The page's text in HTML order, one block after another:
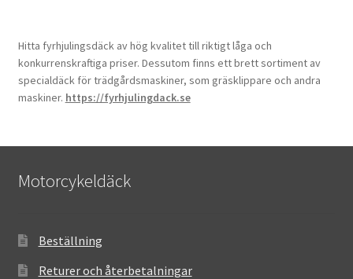
Hitta fyrhjulingsdäck av hög kvalitet till riktigt låga och
konkurrenskraftiga priser. Dessutom finns ett brett sortiment av
specialdäck för trädgårdsmaskiner, som gräsklippare och andra
maskiner. https://fyrhjulingdack.se
Motorcykeldäck
Beställning
Returer och återbetalningar